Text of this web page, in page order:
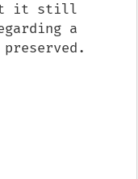
it still
a